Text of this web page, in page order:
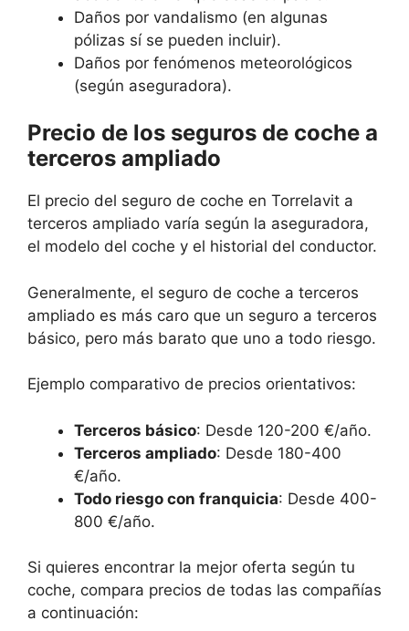
Daños por vandalismo (en algunas
pólizas sí se pueden incluir).
Daños por fenómenos meteorológicos
(según aseguradora).
Precio de los seguros de coche a
terceros ampliado
El precio del seguro de coche en Torrelavit a
terceros ampliado varía según la aseguradora,
el modelo del coche y el historial del conductor.
Generalmente, el seguro de coche a terceros
ampliado es más caro que un seguro a terceros
básico, pero más barato que uno a todo riesgo.
Ejemplo comparativo de precios orientativos:
Terceros básico: Desde 120-200 €/año.
Terceros ampliado: Desde 180-400
€/año.
Todo riesgo con franquicia: Desde 400-
800 €/año.
Si quieres encontrar la mejor oferta según tu
coche, compara precios de todas las compañías
a continuación: